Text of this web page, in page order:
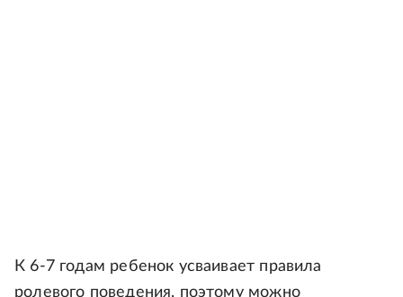
К 6-7 годам ребенок усваивает правила
ролевого поведения, поэтому можно